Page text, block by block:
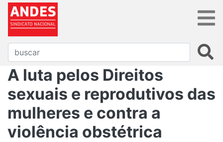
A luta pelos Direitos
sexuais e reprodutivos das
mulheres e contra a
violência obstétrica